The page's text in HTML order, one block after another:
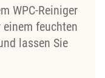
WPC-Reiniger
feuchten
lassen Sie